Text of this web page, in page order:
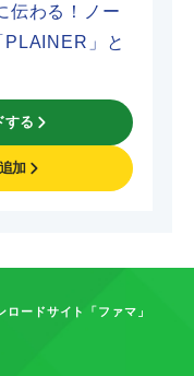
伝わる！ノー
PLAINER」と
する
加
ードサイト「ファマ」